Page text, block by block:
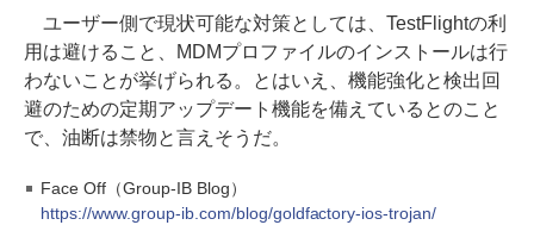
ユーザー側で現状可能な対策としては、TestFlightの利
用は避けること、MDMプロファイルのインストールは行
わないことが挙げられる。とはいえ、機能強化と検出回
避のための定期アップデート機能を備えているとのこと
で、油断は禁物と言えそうだ。
Face Off（Group-IB Blog）
https://www.group-ib.com/blog/goldfactory-ios-trojan/